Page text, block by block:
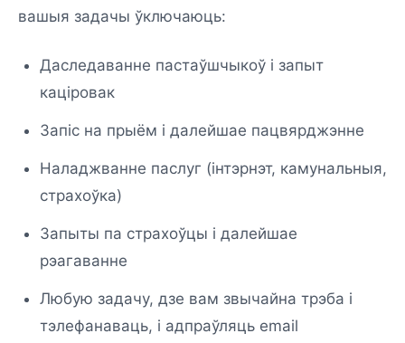
вашыя задачы ўключаюць:
Даследаванне пастаўшчыкоў і запыт
каціровак
Запіс на прыём і далейшае пацвярджэнне
Наладжванне паслуг (інтэрнэт, камунальныя,
страхоўка)
Запыты па страхоўцы і далейшае
рэагаванне
Любую задачу, дзе вам звычайна трэба і
тэлефанаваць, і адпраўляць email